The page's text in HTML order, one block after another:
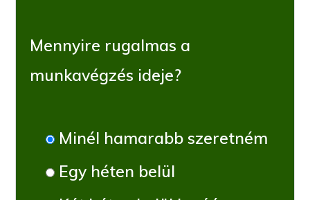
Mennyire rugalmas a
munkavégzés ideje?
Minél hamarabb szeretném
Egy héten belül